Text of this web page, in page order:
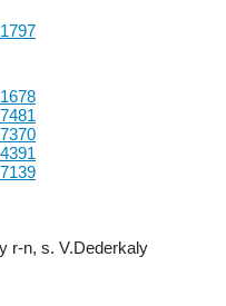
r-n, s. V.Dederkaly